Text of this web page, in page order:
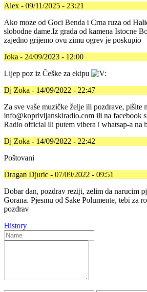
Alex - 09/11/2025 - 23:21
Ako moze od Goci Benda i Crna ruza od
slobodne dame.Iz grada od kamena Istocne
zajedno grijemo ovu zimu ogrev je poskupio
Joka - 24/09/2023 - 12:00
Lijep poz iz Češke za ekipu
Dj Zoka - 14/09/2022 - 22:47
Za sve vaše muzičke želje ili pozdrave, pišite
info@koprivljanskiradio.com ili na facebook
Radio official ili putem vibera i whatsap-a na
Dj Zoka - 14/09/2022 - 22:42
Poštovani
Dragan Djuric - 07/09/2022 - 09:51
Dobar dan, pozdrav reziji, zelim da narucim
Gorana. Pjesmu od Sake Polumente, tebi za
pozdrav
History